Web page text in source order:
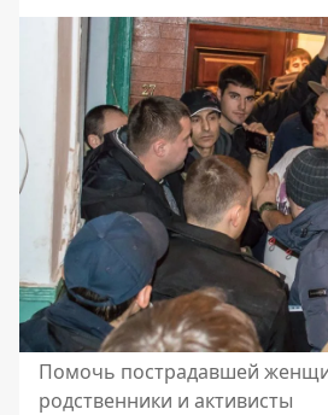
Помочь пострадавшей
родственники и активисты